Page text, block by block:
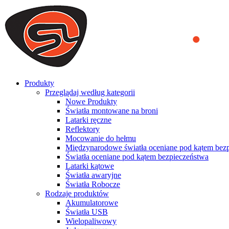
We use cookies to ensure that we provide you the best experience
you a better experience. To learn more or to find out how you can
ACCEPT AND CLOSE
Produkty
Przeglądaj według kategorii
Nowe Produkty
Światła montowane na broni
Latarki ręczne
Reflektory
Mocowanie do hełmu
Międzynarodowe światła oceniane pod kątem
Światła oceniane pod kątem bezpieczeństwa
Latarki kątowe
Światła awaryjne
Światła Robocze
Rodzaje produktów
Akumulatorowe
Światła USB
Wielopaliwowy